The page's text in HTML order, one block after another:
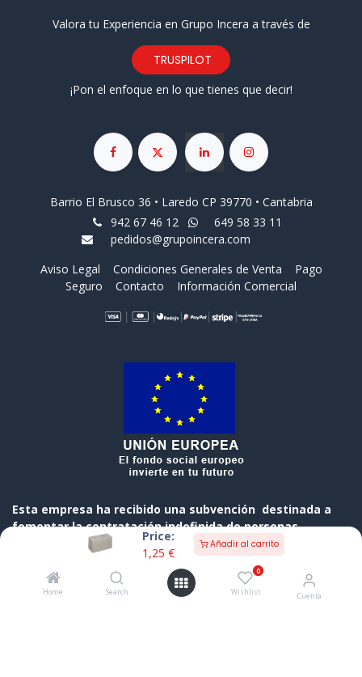
Price:
1,25 €
Añadir al carrito
Home Search
0
Wishlist Cuenta
Valora tu Experiencia en Grupo Incera a través de
TRUSPILOT
¡Pon el enfoque en lo que tienes que decir!
Barrio El Brusco 36 • Laredo CP 39770 • Cantabria
942 67 46 12
649 58 33 11
pedidos@grupoincera.com
Aviso Legal
Condiciones Generales de Venta
Pago
Seguro
Contacto Información Comercial
Esta empresa ha recibido una subvención destinada a
fomentar la contratación indefinida de personas
desempleadas, cofinanciada al 50 % por el Gobierno de
Cantabria y el Fondo Social Europeo a través del
Programa Operativo FSE de Cantabria 2014-2020